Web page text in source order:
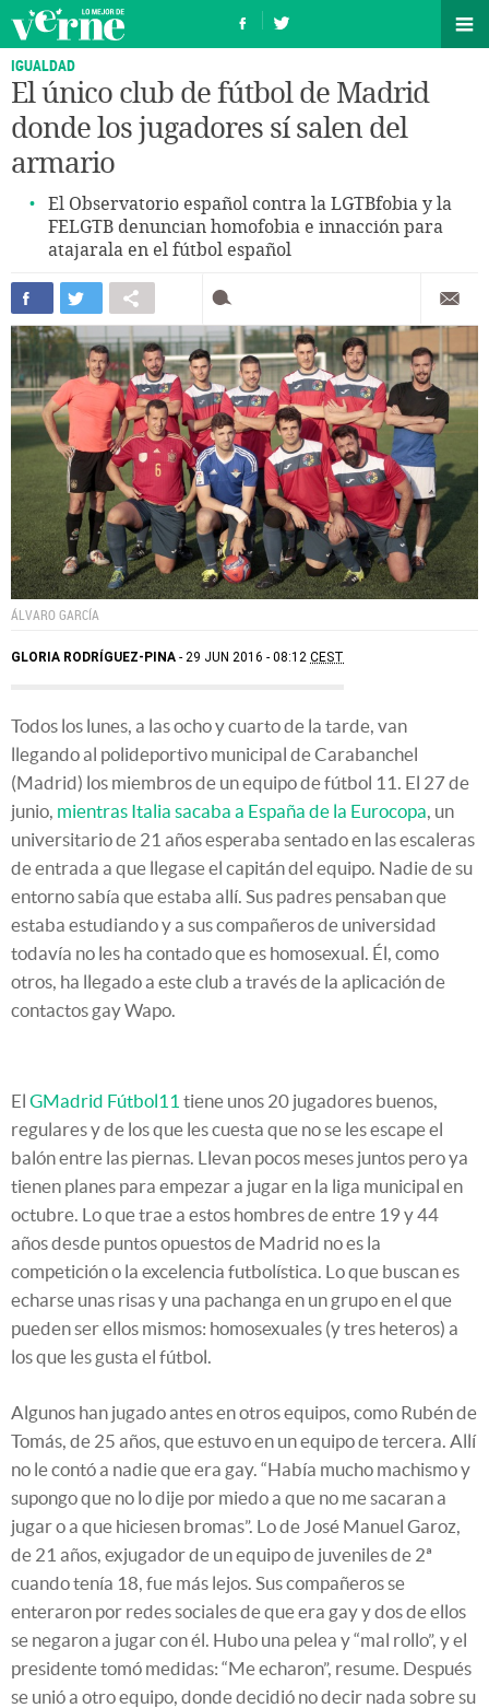
IGUALDAD
El único club de fútbol de Madrid
donde los jugadores sí salen del
armario
El Observatorio español contra la LGTBfobia y la
FELGTB denuncian homofobia e innacción para
atajarala en el fútbol español
ÁLVARO GARCÍA
GLORIA RODRÍGUEZ-PINA 29 JUN 2016 - 08:12 CEST
Todos los lunes, a las ocho y cuarto de la tarde, van
llegando al polideportivo municipal de Carabanchel
(Madrid) los miembros de un equipo de fútbol 11. El 27 de
junio, mientras Italia sacaba a España de la Eurocopa, un
universitario de 21 años esperaba sentado en las escaleras
de entrada a que llegase el capitán del equipo. Nadie de su
entorno sabía que estaba allí. Sus padres pensaban que
estaba estudiando y a sus compañeros de universidad
todavía no les ha contado que es homosexual. Él, como
otros, ha llegado a este club a través de la aplicación de
contactos gay Wapo.
El GMadrid Fútbol11 tiene unos 20 jugadores buenos,
regulares y de los que les cuesta que no se les escape el
balón entre las piernas. Llevan pocos meses juntos pero ya
tienen planes para empezar a jugar en la liga municipal en
octubre. Lo que trae a estos hombres de entre 19 y 44
años desde puntos opuestos de Madrid no es la
competición o la excelencia futbolística. Lo que buscan es
echarse unas risas y una pachanga en un grupo en el que
pueden ser ellos mismos: homosexuales (y tres heteros) a
los que les gusta el fútbol.
Algunos han jugado antes en otros equipos, como Rubén de
Tomás, de 25 años, que estuvo en un equipo de tercera. Allí
no le contó a nadie que era gay. “Había mucho machismo y
supongo que no lo dije por miedo a que no me sacaran a
jugar o a que hiciesen bromas”. Lo de José Manuel Garoz,
de 21 años, exjugador de un equipo de juveniles de 2ª
cuando tenía 18, fue más lejos. Sus compañeros se
enteraron por redes sociales de que era gay y dos de ellos
se negaron a jugar con él. Hubo una pelea y “mal rollo”, y el
presidente tomó medidas: “Me echaron”, resume. Después
se unió a otro equipo, donde decidió no decir nada sobre su